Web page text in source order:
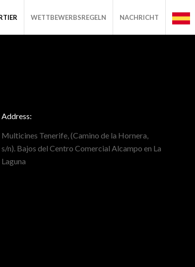
WETTBEWERBSREGELN NACHRICHT
Address:
Multicines Tenerife, (Camino de la Hornera,
s/n). Bajos del Centro Comercial Alcampo en La
Laguna